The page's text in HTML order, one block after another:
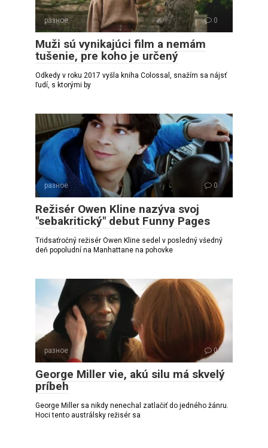
разное 0
Muži sú vynikajúci film a nemám
tušenie, pre koho je určený
Odkedy v roku 2017 vyšla kniha Colossal, snažím sa nájsť
ľudí, s ktorými by
разное 0
Režisér Owen Kline nazýva svoj
"sebakritický" debut Funny Pages
Tridsaťročný režisér Owen Kline sedel v posledný všedný
deň popoludní na Manhattane na pohovke
разное 0
George Miller vie, akú silu má skvelý
príbeh
George Miller sa nikdy nenechal zatlačiť do jedného žánru.
Hoci tento austrálsky režisér sa